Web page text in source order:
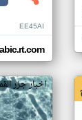
EE45AI
اخبار جزر